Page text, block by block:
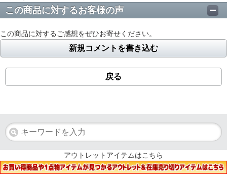
この商品に対するお客様の声
この商品に対するご感想をぜひお寄せください。
新規コメントを書き込む
戻る
アウトレットアイテムはこちら